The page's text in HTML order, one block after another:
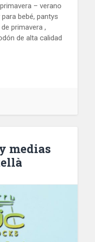
– verano
bebé, pantys
primavera ,
de alta calidad
medias